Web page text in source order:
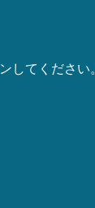
してください